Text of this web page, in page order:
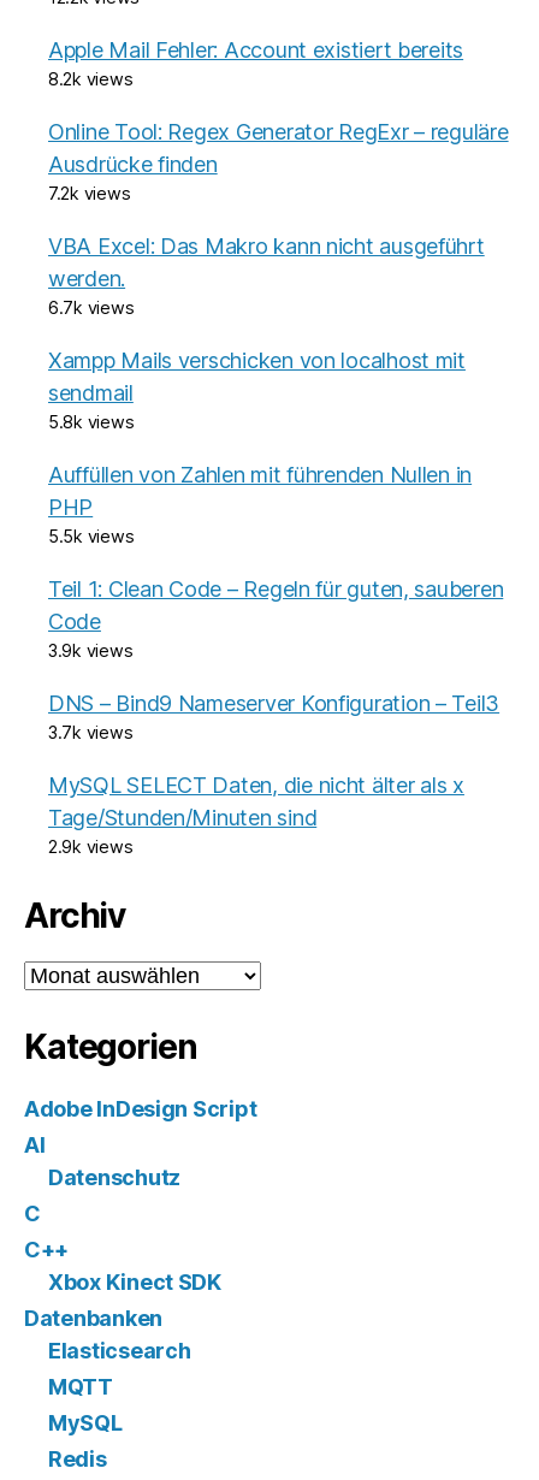
Apple Mail Fehler: Account existiert bereits
8.2k views
Online Tool: Regex Generator RegExr – reguläre
Ausdrücke finden
7.2k views
VBA Excel: Das Makro kann nicht ausgeführt
werden.
6.7k views
Xampp Mails verschicken von localhost mit
sendmail
5.8k views
Auffüllen von Zahlen mit führenden Nullen in
PHP
5.5k views
Teil 1: Clean Code – Regeln für guten, sauberen
Code
3.9k views
DNS – Bind9 Nameserver Konfiguration – Teil3
3.7k views
MySQL SELECT Daten, die nicht älter als x
Tage/Stunden/Minuten sind
2.9k views
Archiv
Archiv
Kategorien
Adobe InDesign Script
AI
Datenschutz
C
C++
Xbox Kinect SDK
Datenbanken
Elasticsearch
MQTT
MySQL
Redis